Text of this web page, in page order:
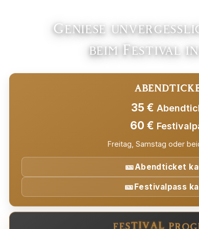
Genieße
beim Festival
35 €
60 €
Freitag, Samstag oder
🎫Abendticket
🎫Festivalpass